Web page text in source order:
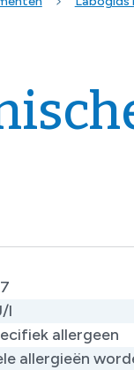
l
allergeen
allergieën